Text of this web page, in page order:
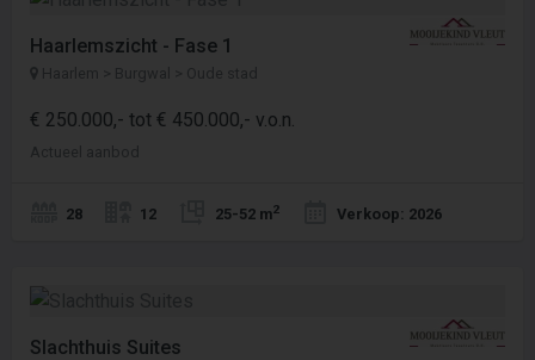
Haarlemszicht - Fase 1
Haarlem > Burgwal > Oude stad
€ 250.000,- tot € 450.000,- v.o.n.
Actueel aanbod
28 12 25-52 m2 Verkoop: 2026
Slachthuis Suites